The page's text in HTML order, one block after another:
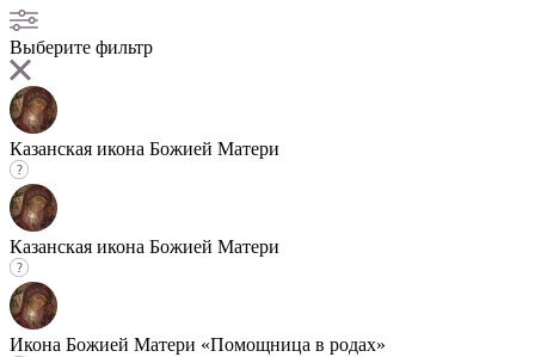
Выберите фильтр
Казанская икона Божией Матери
Казанская икона Божией Матери
Икона Божией Матери «Помощница в родах»